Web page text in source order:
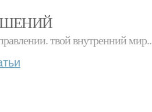
твой внутренний